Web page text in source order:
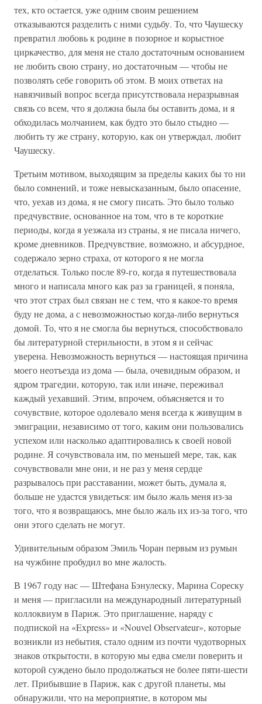
тех, кто остается, уже одним своим решением
отказываются разделить с ними судьбу. То, что Чаушеску
превратил любовь к родине в позорное и корыстное
циркачество, для меня не стало достаточным основанием
не любить свою страну, но достаточным — чтобы не
позволять себе говорить об этом. В моих ответах на
навязчивый вопрос всегда присутствовала неразрывная
связь со всем, что я должна была бы оставить дома, и я
обходилась молчанием, как будто это было стыдно —
любить ту же страну, которую, как он утверждал, любит
Чаушеску.
Третьим мотивом, выходящим за пределы каких бы то ни
было сомнений, и тоже невысказанным, было опасение,
что, уехав из дома, я не смогу писать. Это было только
предчувствие, основанное на том, что в те короткие
периоды, когда я уезжала из страны, я не писала ничего,
кроме дневников. Предчувствие, возможно, и абсурдное,
содержало зерно страха, от которого я не могла
отделаться. Только после 89-го, когда я путешествовала
много и написала много как раз за границей, я поняла,
что этот страх был связан не с тем, что я какое-то время
буду не дома, а с невозможностью когда-либо вернуться
домой. То, что я не смогла бы вернуться, способствовало
бы литературной стерильности, в этом я и сейчас
уверена. Невозможность вернуться — настоящая причина
моего неотъезда из дома — была, очевидным образом, и
ядром трагедии, которую, так или иначе, переживал
каждый уехавший. Этим, впрочем, объясняется и то
сочувствие, которое одолевало меня всегда к живущим в
эмиграции, независимо от того, каким они пользовались
успехом или насколько адаптировались к своей новой
родине. Я сочувствовала им, по меньшей мере, так, как
сочувствовали мне они, и не раз у меня сердце
разрывалось при расставании, может быть, думала я,
больше не удастся увидеться: им было жаль меня из-за
того, что я возвращаюсь, мне было жаль их из-за того, что
они этого сделать не могут.
Удивительным образом Эмиль Чоран первым из румын
на чужбине пробудил во мне жалость.
В 1967 году нас — Штефана Бэнулеску, Марина Сореску
и меня — пригласили на международный литературный
коллоквиум в Париж. Это приглашение, наряду с
подпиской на «Express» и «Nouvel Observateur», которые
возникли из небытия, стало одним из почти чудотворных
знаков открытости, в которую мы едва смели поверить и
которой суждено было продолжаться не более пяти-шести
лет. Прибывшие в Париж, как с другой планеты, мы
обнаружили, что на мероприятие, в котором мы